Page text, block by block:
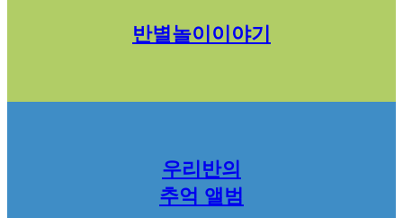
반별놀이이야기
우리반의
추억 앨범